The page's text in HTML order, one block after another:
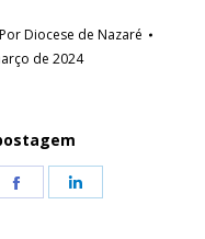
PorDiocese de Nazaré
de 2024
Share